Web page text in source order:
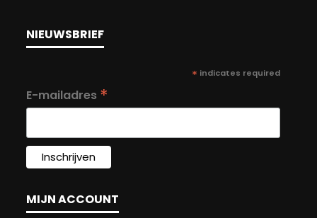
NIEUWSBRIEF
* indicates required
E-mailadres *
MIJN ACCOUNT